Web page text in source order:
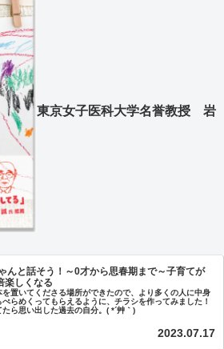
東京女子医科大学名誉教授 岩
んと話そう！～0才から思春期まで～子育てが
楽しくなる
を置いてくださる場所ができたので、より多くの人に中身
ぺらめくってもらえるように、チラシを作ってみました！
たら思い出した過去の自分。( *´艸｀)
2023.07.17